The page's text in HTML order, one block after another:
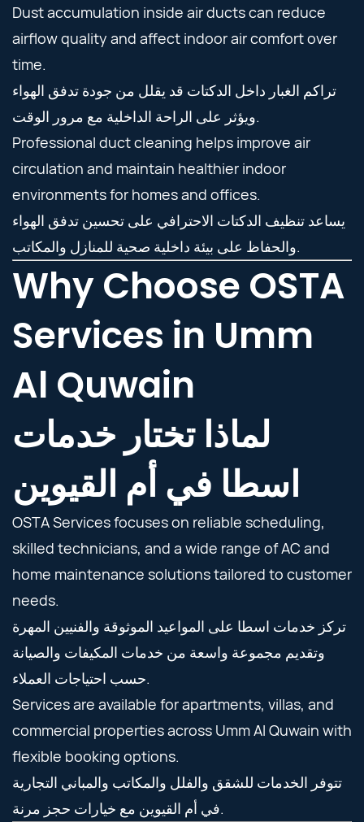
Dust accumulation inside air ducts can reduce
airflow quality and affect indoor air comfort over
time.
تراكم الغبار داخل الدكتات قد يقلل من جودة تدفق الهواء
ويؤثر على الراحة الداخلية مع مرور الوقت.
Professional duct cleaning helps improve air
circulation and maintain healthier indoor
environments for homes and offices.
يساعد تنظيف الدكتات الاحترافي على تحسين تدفق الهواء
والحفاظ على بيئة داخلية صحية للمنازل والمكاتب.
Why Choose OSTA
Services in Umm
Al Quwain
لماذا تختار خدمات
اسطا في أم القيوين
OSTA Services focuses on reliable scheduling,
skilled technicians, and a wide range of AC and
home maintenance solutions tailored to customer
needs.
تركز خدمات اسطا على المواعيد الموثوقة والفنيين المهرة
وتقديم مجموعة واسعة من خدمات المكيفات والصيانة
حسب احتياجات العملاء.
Services are available for apartments, villas, and
commercial properties across Umm Al Quwain with
flexible booking options.
تتوفر الخدمات للشقق والفلل والمكاتب والمباني التجارية
في أم القيوين مع خيارات حجز مرنة.